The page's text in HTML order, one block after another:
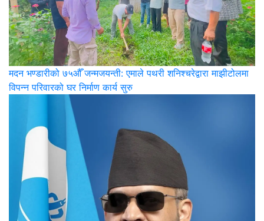
मदन भण्डारीको ७५औँ जन्मजयन्ती: एमाले पथरी शनिश्चरेद्वारा माझीटोलमा
विपन्न परिवारको घर निर्माण कार्य सुरु